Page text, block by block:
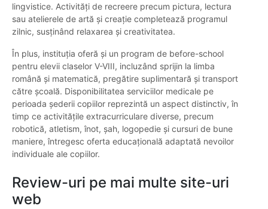
lingvistice. Activități de recreere precum pictura, lectura
sau atelierele de artă și creație completează programul
zilnic, susținând relaxarea și creativitatea.
În plus, instituția oferă și un program de before-school
pentru elevii claselor V-VIII, incluzând sprijin la limba
română și matematică, pregătire suplimentară și transport
către școală. Disponibilitatea serviciilor medicale pe
perioada șederii copiilor reprezintă un aspect distinctiv, în
timp ce activitățile extracurriculare diverse, precum
robotică, atletism, înot, șah, logopedie și cursuri de bune
maniere, întregesc oferta educațională adaptată nevoilor
individuale ale copiilor.
Review-uri pe mai multe site-uri
web